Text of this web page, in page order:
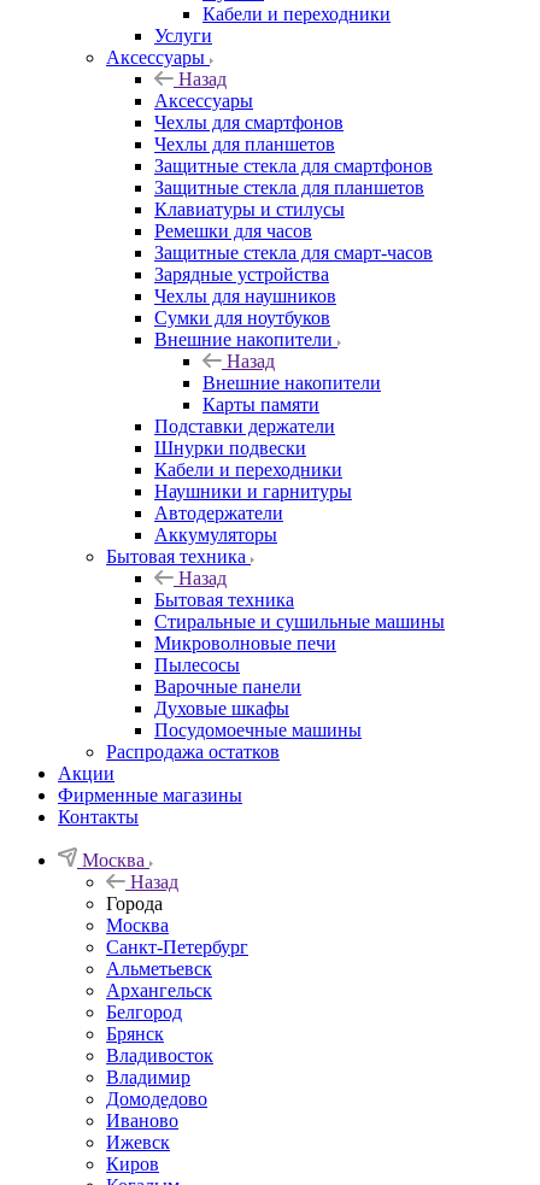
Кабели и переходники
Услуги
Аксессуары
Назад
Аксессуары
Чехлы для смартфонов
Чехлы для планшетов
Защитные стекла для смартфонов
Защитные стекла для планшетов
Клавиатуры и стилусы
Ремешки для часов
Защитные стекла для смарт-часов
Зарядные устройства
Чехлы для наушников
Сумки для ноутбуков
Внешние накопители
Назад
Внешние накопители
Карты памяти
Подставки держатели
Шнурки подвески
Кабели и переходники
Наушники и гарнитуры
Автодержатели
Аккумуляторы
Бытовая техника
Назад
Бытовая техника
Стиральные и сушильные машины
Микроволновые печи
Пылесосы
Варочные панели
Духовые шкафы
Посудомоечные машины
Распродажа остатков
Акции
Фирменные магазины
Контакты
Москва
Назад
Города
Москва
Санкт-Петербург
Альметьевск
Архангельск
Белгород
Брянск
Владивосток
Владимир
Домодедово
Иваново
Ижевск
Киров